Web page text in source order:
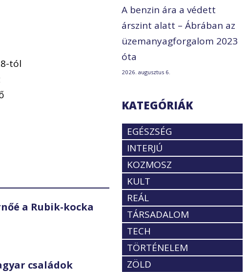
tól
a Rubik-kocka
családok
A benzin ára a védett
árszint alatt – Ábrában az
üzemanyagforgalom 2023
óta
2026. augusztus 6.
KATEGÓRIÁK
EGÉSZSÉG
INTERJÚ
KOZMOSZ
KULT
REÁL
TÁRSADALOM
TECH
TÖRTÉNELEM
ZÖLD